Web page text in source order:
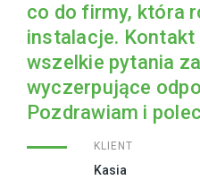
co do firmy, która
instalacje. Kontakt
wszelkie pytania
wyczerpujące
Pozdrawiam i
KLIENT
Kasia